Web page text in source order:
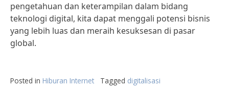
pengetahuan dan keterampilan dalam bidang
teknologi digital, kita dapat menggali potensi bisnis
yang lebih luas dan meraih kesuksesan di pasar
global.
Posted in Hiburan Internet Tagged digitalisasi